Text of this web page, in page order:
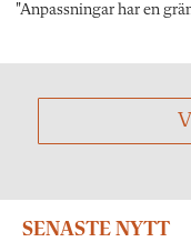
"Anpassningar har en
SENASTE NYTT